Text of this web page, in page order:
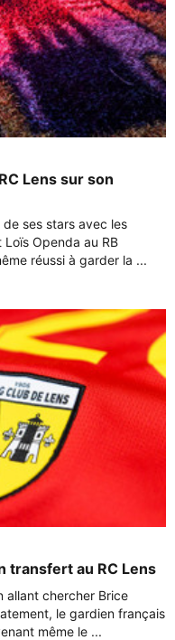
Lens sur son
ses stars avec les
Openda au RB
réussi à garder la ...
transfert au RC Lens
allant chercher Brice
le gardien français
même le ...